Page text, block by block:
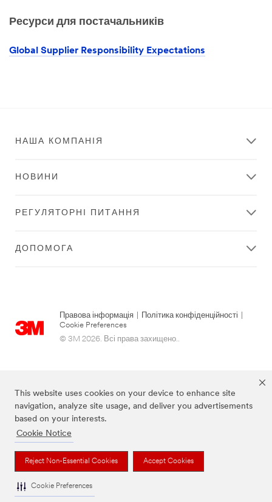
This website uses cookies on your device to enhance site
navigation, analyze site usage, and deliver you advertisements
based on your interests.
Cookie Notice
Reject Non-Essential Cookies Accept Cookies
Cookie Preferences
Ресурси для постачальників
Global Supplier Responsibility Expectations
НАША КОМПАНІЯ
НОВИНИ
РЕГУЛЯТОРНІ ПИТАННЯ
ДОПОМОГА
Правова інформація Політика конфіденційності
Cookie Preferences
© 3M 2026. Всі права захищено..
Зазначені вище бренди є торговими марками 3M.